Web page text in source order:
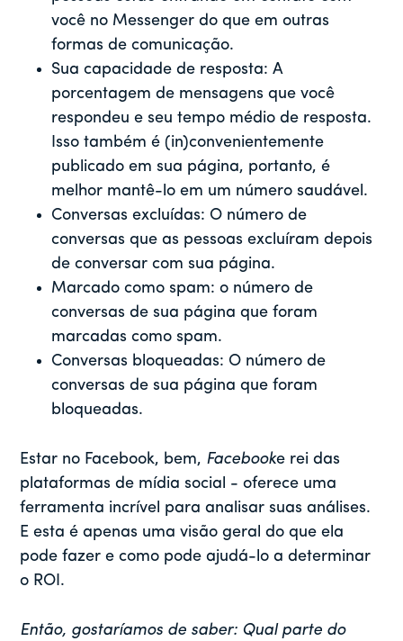
você no Messenger do que em outras
formas de comunicação.
Sua capacidade de resposta: A
porcentagem de mensagens que você
respondeu e seu tempo médio de resposta.
Isso também é (in)convenientemente
publicado em sua página, portanto, é
melhor mantê-lo em um número saudável.
Conversas excluídas: O número de
conversas que as pessoas excluíram depois
de conversar com sua página.
Marcado como spam: o número de
conversas de sua página que foram
marcadas como spam.
Conversas bloqueadas: O número de
conversas de sua página que foram
bloqueadas.
Estar no Facebook, bem, Facebooke rei das
plataformas de mídia social - oferece uma
ferramenta incrível para analisar suas análises.
E esta é apenas uma visão geral do que ela
pode fazer e como pode ajudá-lo a determinar
o ROI.
Então, gostaríamos de saber: Qual parte do